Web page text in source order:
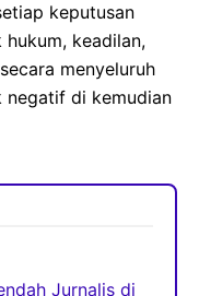
keputusan
keadilan,
menyeluruh
negatif di kemudian
Jurnalis di